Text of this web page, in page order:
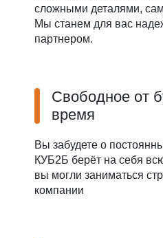
сложными деталями,
Мы станем для вас
партнером.
Свободное от
время
Вы забудете о
КУБ2Б берёт на себя
вы могли заниматься
компании